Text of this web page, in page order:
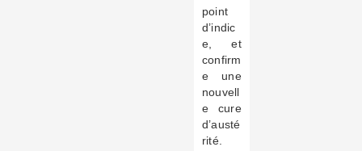
point
d’indic
e, et
confirm
e une
nouvell
e cure
d’austé
rité.